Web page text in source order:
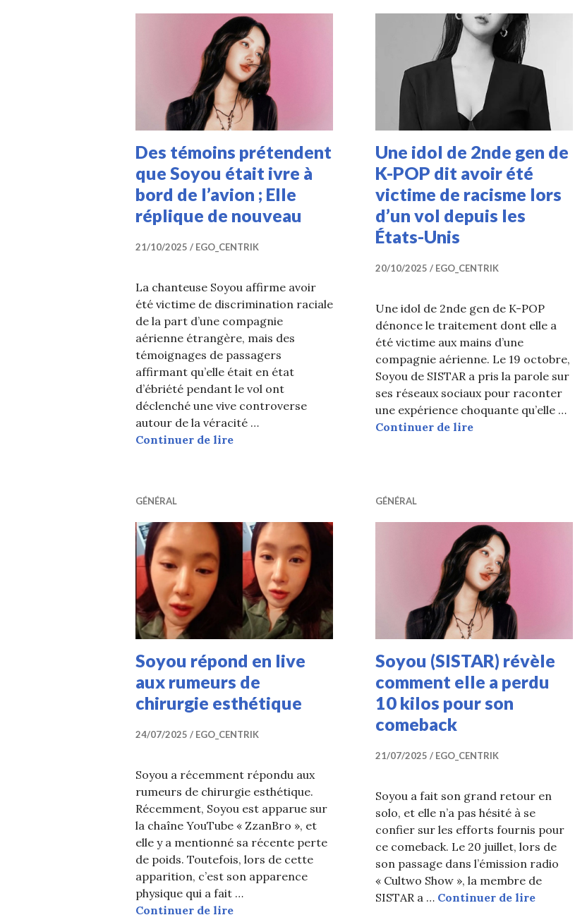
Des témoins prétendent
que Soyou était ivre à
bord de l’avion ; Elle
réplique de nouveau
21/10/2025 EGO_CENTRIK
La chanteuse Soyou affirme avoir
été victime de discrimination raciale
de la part d’une compagnie
aérienne étrangère, mais des
témoignages de passagers
affirmant qu’elle était en état
d’ébriété pendant le vol ont
déclenché une vive controverse
autour de la véracité …
Continuer de lireDes témoins prétendent que Soyou était ivre à bord de l’avion
Une idol de 2nde gen de
K-POP dit avoir été
victime de racisme lors
d’un vol depuis les
États-Unis
20/10/2025 EGO_CENTRIK
Une idol de 2nde gen de K-POP
dénonce le traitement dont elle a
été victime aux mains d’une
compagnie aérienne. Le 19 octobre,
Soyou de SISTAR a pris la parole sur
ses réseaux sociaux pour raconter
une expérience choquante qu’elle …
Continuer de lireUne idol de 2nde
GÉNÉRAL
Soyou répond en live
aux rumeurs de
chirurgie esthétique
24/07/2025 EGO_CENTRIK
Soyou a récemment répondu aux
rumeurs de chirurgie esthétique.
Récemment, Soyou est apparue sur
la chaîne YouTube « ZzanBro », et
elle y a mentionné sa récente perte
de poids. Toutefois, lors de cette
apparition, c’est son apparence
physique qui a fait …
Continuer de lireSoyou répond en live aux rumeurs de chirurgie esthétique
GÉNÉRAL
Soyou (SISTAR) révèle
comment elle a perdu
10 kilos pour son
comeback
21/07/2025 EGO_CENTRIK
Soyou a fait son grand retour en
solo, et elle n’a pas hésité à se
confier sur les efforts fournis pour
ce comeback. Le 20 juillet, lors de
son passage dans l’émission radio
« Cultwo Show », la membre de
SISTAR a … Continuer de lireSoyou